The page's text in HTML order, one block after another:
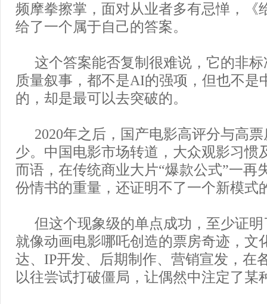
频摩拳擦掌，面对从业者多有忌惮，《
给了一个属于自己的答案。
这个答案能否复制很难说，它的非
质量叙事，都不是AI的强项，但也不是
的，却是最可以去突破的。
2020年之后，国产电影高评分与高
少。中国电影市场转道，大众观影习惯
而语，在传统商业大片“爆款公式”一再
份情书的重量，还证明不了一个新模式
但这个现象级的单点成功，至少证
就像动画电影哪吒创造的票房奇迹，文
达、IP开发、后期制作、营销宣发，在
以往尝试打破僵局，让偶然中注定了某